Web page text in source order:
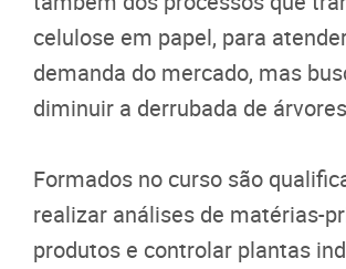
celulose em papel, para
demanda do mercado, mas
diminuir a derrubada de
Formados no curso são
realizar análises de matérias-
produtos e controlar plantas